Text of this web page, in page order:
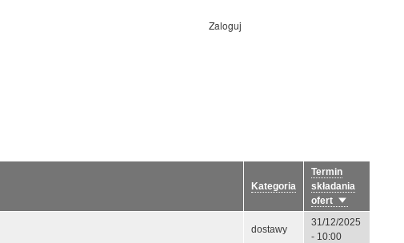
Menu
Zaloguj
Kategoria
Termin
składania
ofert Sortuj
rosnąco
dostawy
31/12/2025
- 10:00